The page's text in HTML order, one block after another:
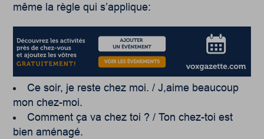
même la règle qui s’applique:
Ce soir, je reste chez moi. / J,aime beaucoup
mon chez-moi.
Comment ça va chez toi ? / Ton chez-toi est
bien aménagé.